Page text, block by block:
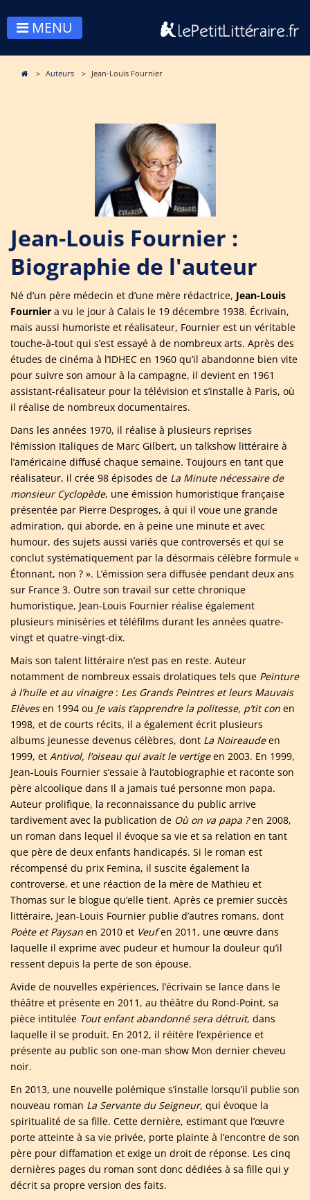
MENU
Auteurs Jean-Louis Fournier
Jean-Louis Fournier :
Biographie de l'auteur
Né d’un père médecin et d’une mère rédactrice, Jean-Louis
Fournier a vu le jour à Calais le 19 décembre 1938. Écrivain,
mais aussi humoriste et réalisateur, Fournier est un véritable
touche-à-tout qui s’est essayé à de nombreux arts. Après des
études de cinéma à l’IDHEC en 1960 qu’il abandonne bien vite
pour suivre son amour à la campagne, il devient en 1961
assistant-réalisateur pour la télévision et s’installe à Paris, où
il réalise de nombreux documentaires.
Dans les années 1970, il réalise à plusieurs reprises
l’émission Italiques de Marc Gilbert, un talkshow littéraire à
l’américaine diffusé chaque semaine. Toujours en tant que
réalisateur, il crée 98 épisodes de La Minute nécessaire de
monsieur Cyclopède, une émission humoristique française
présentée par Pierre Desproges, à qui il voue une grande
admiration, qui aborde, en à peine une minute et avec
humour, des sujets aussi variés que controversés et qui se
conclut systématiquement par la désormais célèbre formule «
Étonnant, non ? ». L’émission sera diffusée pendant deux ans
sur France 3. Outre son travail sur cette chronique
humoristique, Jean-Louis Fournier réalise également
plusieurs miniséries et téléfilms durant les années quatre-
vingt et quatre-vingt-dix.
Mais son talent littéraire n’est pas en reste. Auteur
notamment de nombreux essais drolatiques tels que Peinture
à l’huile et au vinaigre: Les Grands Peintres et leurs Mauvais
Elèvesen 1994 ou Je vais t’apprendre la politesse, p’tit con en
1998, et de courts récits, il a également écrit plusieurs
albums jeunesse devenus célèbres, dont La Noireaudeen
1999, et Antivol, l’oiseau qui avait le vertigeen 2003. En 1999,
Jean-Louis Fournier s’essaie à l’autobiographie et raconte son
père alcoolique dans Il a jamais tué personne mon papa.
Auteur prolifique, la reconnaissance du public arrive
tardivement avec la publication de Où on va papa ?en 2008,
un roman dans lequel il évoque sa vie et sa relation en tant
que père de deux enfants handicapés. Si le roman est
récompensé du prix Femina, il suscite également la
controverse, et une réaction de la mère de Mathieu et
Thomas sur le blogue qu’elle tient. Après ce premier succès
littéraire, Jean-Louis Fournier publie d’autres romans, dont
Poète et Paysan en 2010 et Veufen 2011, une œuvre dans
laquelle il exprime avec pudeur et humour la douleur qu’il
ressent depuis la perte de son épouse.
Avide de nouvelles expériences, l’écrivain se lance dans le
théâtre et présente en 2011, au théâtre du Rond-Point, sa
pièce intitulée Tout enfant abandonné sera détruit, dans
laquelle il se produit. En 2012, il réitère l’expérience et
présente au public son one-man show Mon dernier cheveu
noir.
En 2013, une nouvelle polémique s’installe lorsqu’il publie son
nouveau roman La Servante du Seigneur, qui évoque la
spiritualité de sa fille. Cette dernière, estimant que l’œuvre
porte atteinte à sa vie privée, porte plainte à l’encontre de son
père pour diffamation et exige un droit de réponse. Les cinq
dernières pages du roman sont donc dédiées à sa fille qui y
décrit sa propre version des faits.